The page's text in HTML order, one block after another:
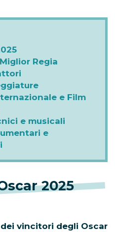
Regia
e Film
e musicali
e
2025
vincitori degli Oscar